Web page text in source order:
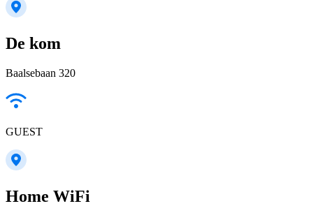
De kom
Baalsebaan 320
GUEST
Home WiFi